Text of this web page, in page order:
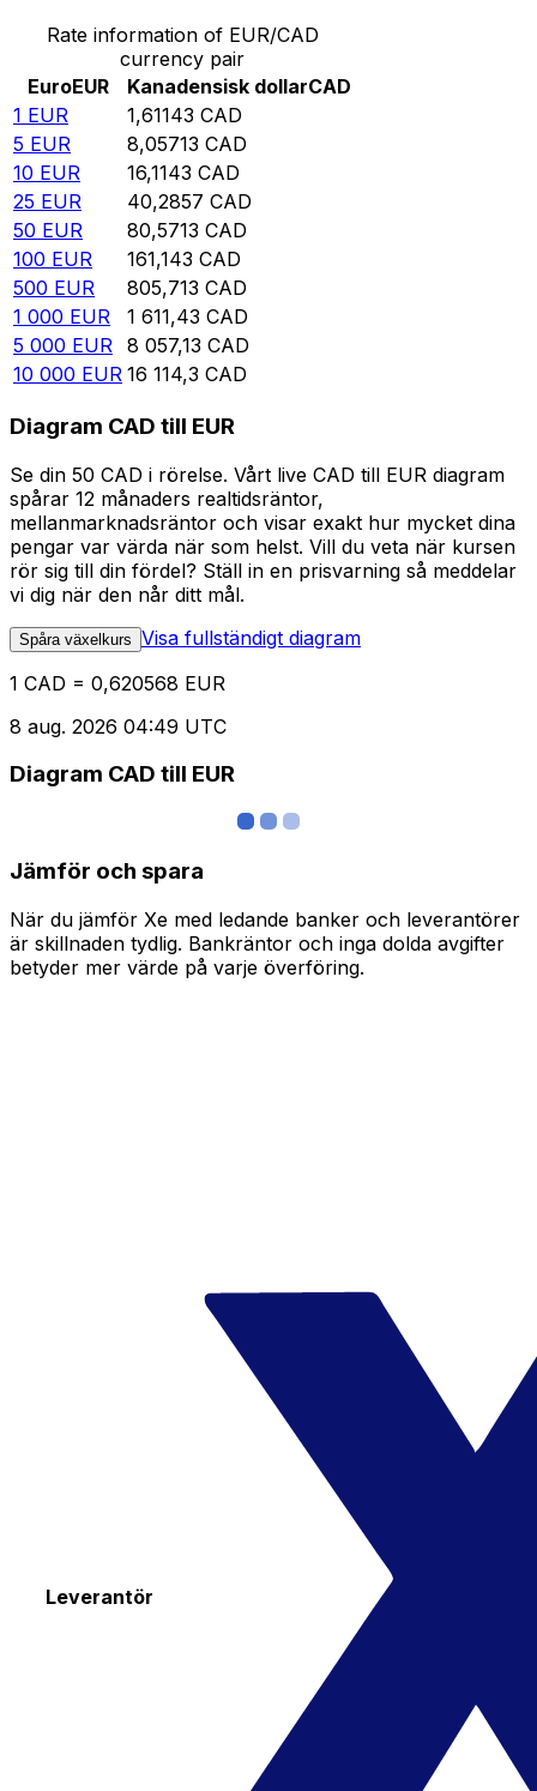
Rate information of EUR/CAD
currency pair
EuroEUR Kanadensisk dollarCAD
1 EUR 1,61143 CAD
5 EUR 8,05713 CAD
10 EUR 16,1143 CAD
25 EUR 40,2857 CAD
50 EUR 80,5713 CAD
100 EUR 161,143 CAD
500 EUR 805,713 CAD
1 000 EUR 1 611,43 CAD
5 000 EUR 8 057,13 CAD
10 000 EUR 16 114,3 CAD
Diagram CAD till EUR
Se din 50 CAD i rörelse. Vårt live CAD till EUR diagram
spårar 12 månaders realtidsräntor,
mellanmarknadsräntor och visar exakt hur mycket dina
pengar var värda när som helst. Vill du veta när kursen
rör sig till din fördel? Ställ in en prisvarning så meddelar
vi dig när den når ditt mål.
Spåra växelkurs Visa fullständigt diagram
1 CAD = 0,620568 EUR
8 aug. 2026 04:49 UTC
Diagram CAD till EUR
Jämför och spara
När du jämför Xe med ledande banker och leverantörer
är skillnaden tydlig. Bankräntor och inga dolda avgifter
betyder mer värde på varje överföring.
Leverantör